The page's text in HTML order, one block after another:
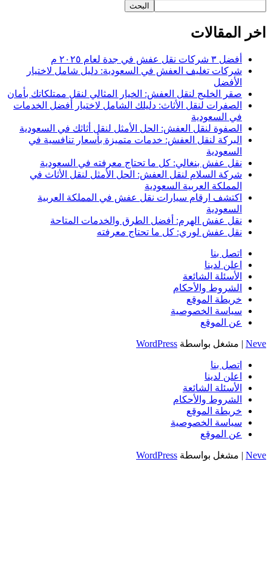
البحث
اخر المقالات
أفضل ٣ شركات نقل عفش في جدة لعام ٢٠٢٥ م
شركات تغليف العفش في السعودية: دليل شامل لاختيار
الأفضل
صقر الخليج لنقل العفش: الخيار المثالي لنقل ممتلكاتك بأمان
الصفرات لنقل الأثاث: دليلك الشامل لاختيار أفضل الخدمات
في السعودية
الصفوة لنقل العفش: الحل الأمثل لنقل أثاثك في السعودية
البركة لنقل العفش: خدمات متميزة بأسعار تنافسية في
السعودية
نقل عفش بنغالي: كل ما تحتاج معرفته في السعودية
شركة السلام لنقل العفش: الحل الأمثل لنقل الأثاث في
المملكة العربية السعودية
اكتشف ارقام سيارات نقل عفش في المملكة العربية
السعودية
نقل عفش الهرم: أفضل الطرق والخدمات المتاحة
نقل عفش لوري: كل ما تحتاج معرفته
اتصل بنا
اعلن لدينا
الأسئلة الشائعة
الشروط والأحكام
خريطة الموقع
سياسة الخصوصية
عن الموقع
Neve | مشغل بواسطة WordPress
اتصل بنا
اعلن لدينا
الأسئلة الشائعة
الشروط والأحكام
خريطة الموقع
سياسة الخصوصية
عن الموقع
Neve | مشغل بواسطة WordPress